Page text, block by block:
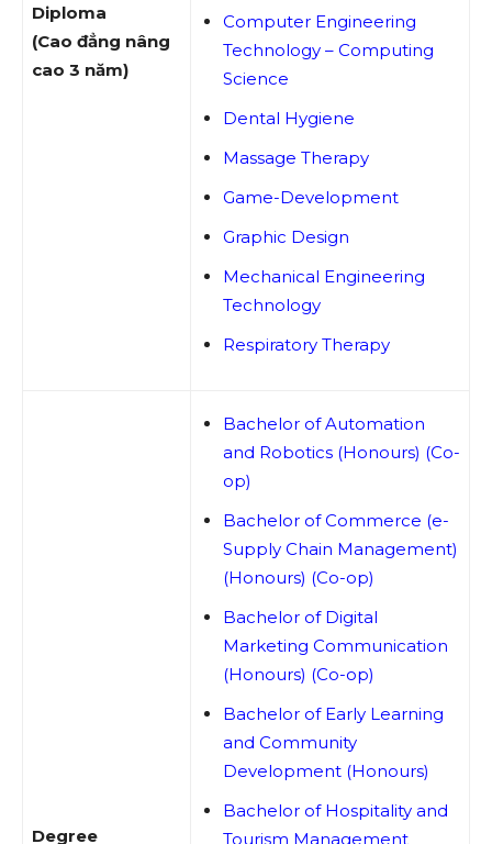
Diploma
(Cao đẳng nâng
cao 3 năm)
Computer Engineering
Technology – Computing
Science
Dental Hygiene
Massage Therapy
Game-Development
Graphic Design
Mechanical Engineering
Technology
Respiratory Therapy
Degree
Bachelor of Automation
and Robotics (Honours) (Co-
op)
Bachelor of Commerce (e-
Supply Chain Management)
(Honours) (Co-op)
Bachelor of Digital
Marketing Communication
(Honours) (Co-op)
Bachelor of Early Learning
and Community
Development (Honours)
Bachelor of Hospitality and
Tourism Management